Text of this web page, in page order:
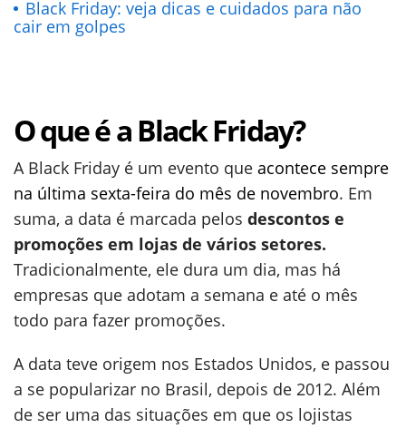
Black Friday: veja dicas e cuidados para não
cair em golpes
O que é a Black Friday?
A Black Friday é um evento que acontece sempre
na última sexta-feira do mês de novembro. Em
suma, a data é marcada pelos descontos e
promoções em lojas de vários setores.
Tradicionalmente, ele dura um dia, mas há
empresas que adotam a semana e até o mês
todo para fazer promoções.
A data teve origem nos Estados Unidos, e passou
a se popularizar no Brasil, depois de 2012. Além
de ser uma das situações em que os lojistas